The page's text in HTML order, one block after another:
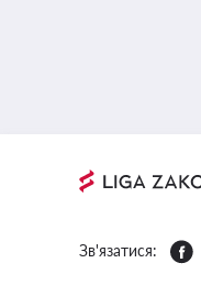
Зв'язатися: